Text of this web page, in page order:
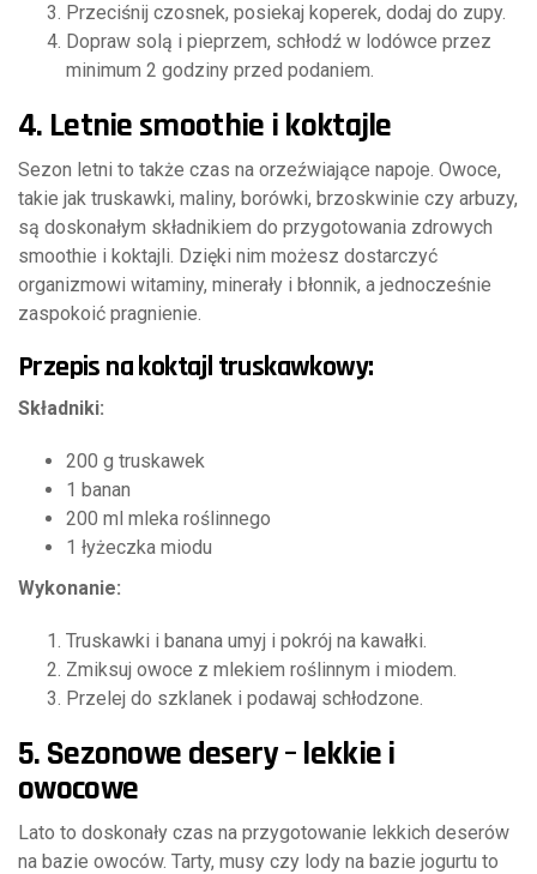
Przeciśnij czosnek, posiekaj koperek, dodaj do zupy.
Dopraw solą i pieprzem, schłodź w lodówce przez
minimum 2 godziny przed podaniem.
4. Letnie smoothie i koktajle
Sezon letni to także czas na orzeźwiające napoje. Owoce,
takie jak truskawki, maliny, borówki, brzoskwinie czy arbuzy,
są doskonałym składnikiem do przygotowania zdrowych
smoothie i koktajli. Dzięki nim możesz dostarczyć
organizmowi witaminy, minerały i błonnik, a jednocześnie
zaspokoić pragnienie.
Przepis na koktajl truskawkowy:
Składniki:
200 g truskawek
1 banan
200 ml mleka roślinnego
1 łyżeczka miodu
Wykonanie:
Truskawki i banana umyj i pokrój na kawałki.
Zmiksuj owoce z mlekiem roślinnym i miodem.
Przelej do szklanek i podawaj schłodzone.
5. Sezonowe desery – lekkie i
owocowe
Lato to doskonały czas na przygotowanie lekkich deserów
na bazie owoców. Tarty, musy czy lody na bazie jogurtu to